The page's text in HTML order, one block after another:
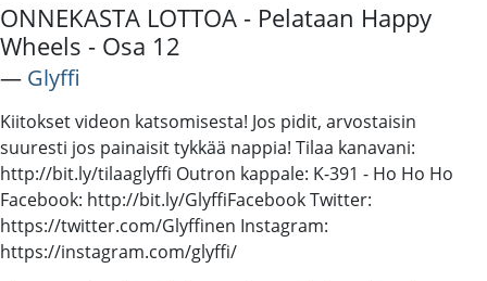
ONNEKASTA LOTTOA - Pelataan Happy
Wheels - Osa 12
― Glyffi
Kiitokset videon katsomisesta! Jos pidit, arvostaisin
suuresti jos painaisit tykkää nappia! Tilaa kanavani:
http://bit.ly/tilaaglyffi Outron kappale: K-391 - Ho Ho Ho
Facebook: http://bit.ly/GlyffiFacebook Twitter:
https://twitter.com/Glyffinen Instagram:
https://instagram.com/glyffi/